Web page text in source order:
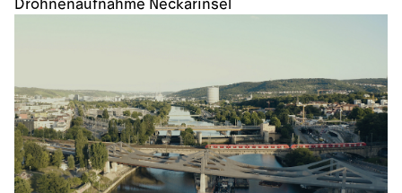
Drohnenaufnahme Neckarinsel